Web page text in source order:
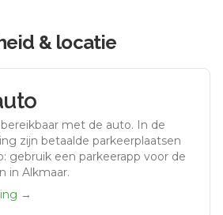
& locatie
met de auto. In de
zijn betaalde parkeerplaatsen
gebruik een parkeerapp voor de
in Alkmaar.
→